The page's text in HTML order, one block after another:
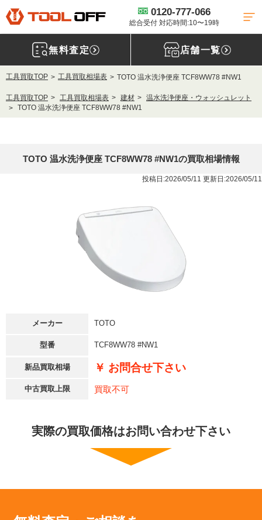
0120-777-066
総合受付 対応時間:10〜19時
無料査定 店舗一覧
工具買取TOP 工具買取相場表 TOTO 温水洗浄便座 TCF8WW78 #NW1
工具買取TOP 工具買取相場表 建材
温水洗浄便座・ウォッシュレット
TOTO 温水洗浄便座 TCF8WW78 #NW1
TOTO 温水洗浄便座 TCF8WW78 #NW1の買取相場情報
投稿日:2026/05/11 更新日:2026/05/11
メーカー TOTO
型番 TCF8WW78 #NW1
新品買取相場 ￥ お問合せ下さい
中古買取上限 買取不可
実際の買取価格はお問い合わせ下さい